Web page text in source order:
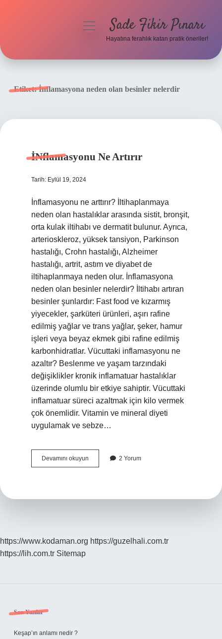
menüyüSade Fikir Pınarı
Hayatına ferahlık katan pratik öneriler!
Etiket:İnflamasyona neden olan besinler nelerdir
İNflamasyonu Ne Artırır
Tarih: Eylül 19, 2024
İnflamasyonu ne arttırır? İltihaplanmaya
neden olan hastalıklar arasında sistit, bronşit,
orta kulak iltihabı ve dermatit bulunur. Ayrıca,
arterioskleroz, yüksek tansiyon, Parkinson
hastalığı, Crohn hastalığı, Alzheimer
hastalığı, artrit, astım ve diyabet de
iltihaplanmaya neden olur. İnflamasyona
neden olan besinler nelerdir? İltihabı artıran
besinler şunlardır: Fast food ve kızarmış
yiyecekler, şarküteri ürünleri, aşırı rafine
edilmiş yağlar ve trans yağlar, şeker, hamur
işleri veya beyaz ekmek gibi rafine edilmiş
karbonhidratlar. Vücuttaki inflamasyonu ne
azaltır? Beslenme ve yaşam tarzındaki
değişiklikler kronik inflamatuar hastalıklar
üzerinde olumlu bir etkiye sahiptir. Vücuttaki
inflamatuar süreci azaltmak için kilo vermek
çok önemlidir. Vitamin ve mineral diyeti
uygulamak ve sebze…
Devamını okuyun İNflamasyonu
Ne
2 Yorum
https://www.kodaman.org https://guzelhali.com.tr
https://lih.com.tr Sitemap
Sidebar
Son Yazılar
Keşap’ın anlamı nedir ?